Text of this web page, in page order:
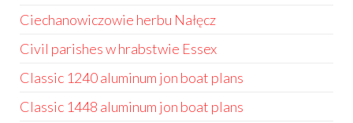
Ciechanowiczowie herbu Nałęcz
Civil parishes w hrabstwie Essex
Classic 1240 aluminum jon boat plans
Classic 1448 aluminum jon boat plans